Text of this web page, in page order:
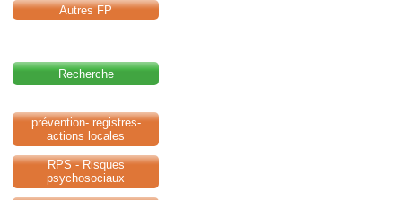
Autres FP
Recherche
prévention- registres-
actions locales
RPS - Risques
psychosociaux